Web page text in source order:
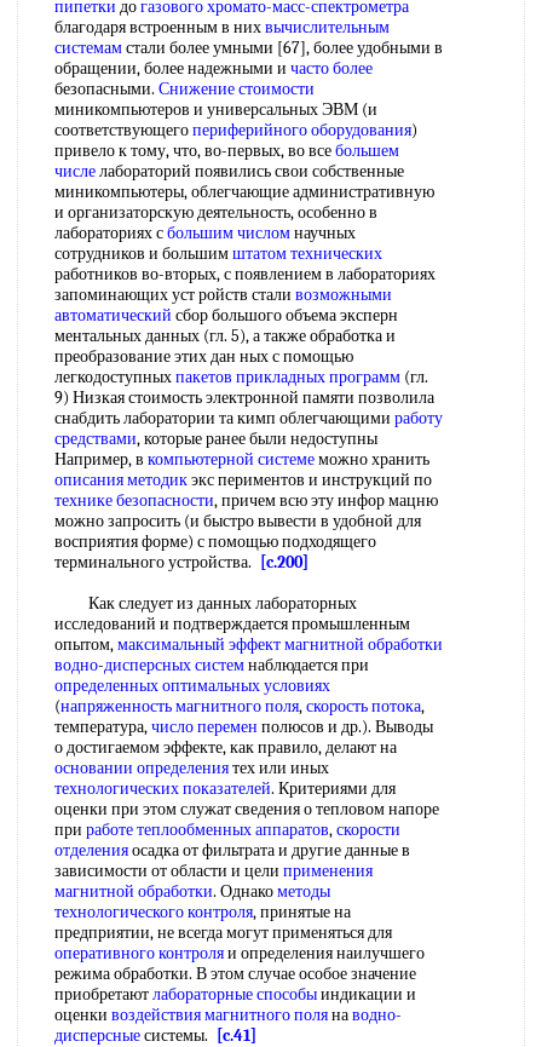
пипетки догазового хромато-масс-спектрометра
благодаря встроенным в нихвычислительным
системамстали более умными [67], более удобными в
обращении, более надежными и часто более
безопасными. Снижение стоимости
миникомпьютеров и универсальных ЭВМ (и
соответствующегопериферийного оборудования)
привело к тому, что, во-первых, во всебольшем
числелабораторий появились свои собственные
миникомпьютеры, облегчающие административную
и организаторскую деятельность, особенно в
лабораториях сбольшим числомнаучных
сотрудников и большимштатом технических
работников во-вторых, с появлением в лабораториях
запоминающих уст ройств стали возможными
автоматический сбор большого объема эксперн
ментальных данных (гл. 5), а также обработка и
преобразование этих дан ных с помощью
легкодоступныхпакетов прикладных программ (гл.
9) Низкая стоимость электронной памяти позволила
снабдить лаборатории та кимп облегчающими работу
средствами, которые ранее были недоступны
Например, в компьютерной системеможно хранить
описания методикэкс периментов и инструкций по
технике безопасности, причем всю эту инфор мацню
можно запросить (и быстро вывести в удобной для
восприятия форме) с помощью подходящего
терминального устройства.
[c.200]
Как следует из данных лабораторных
исследований и подтверждается промышленным
опытом,максимальный эффектмагнитной обработки
водно-дисперсных системнаблюдается при
определенных оптимальных условиях
(напряженность магнитного поля,скорость потока,
температура,число перемен полюсов и др.). Выводы
о достигаемом эффекте, как правило, делают на
основании определениятех или иных
технологических показателей. Критериями для
оценки при этом служат сведения о тепловом напоре
при работе теплообменных аппаратов,скорости
отделенияосадка от фильтрата и другие данные в
зависимости от области и цели применения
магнитной обработки. Однакометоды
технологического контроля, принятые на
предприятии, не всегда могут применяться для
оперативного контроляи определения наилучшего
режима обработки. В этом случае особое значение
приобретаютлабораторные способыиндикации и
оценки воздействия магнитного полянаводно-
дисперсныесистемы.
[c.41]